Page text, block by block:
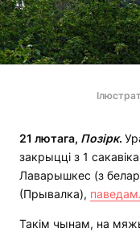
21 лютага, Позірк.
закрыцці з 1
Лаварышкес (з
(Прывалка),
Такім чынам, на